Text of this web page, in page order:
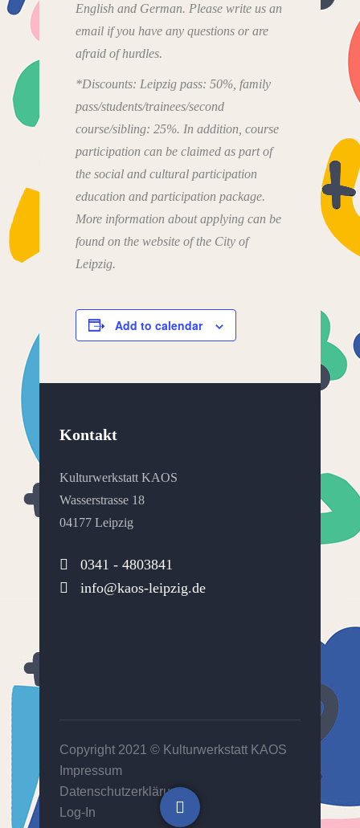
English and German. Please write us an
email if you have any questions or are
afraid of hurdles.
*Discounts: Leipzig pass: 50%, family
pass/students/trainees/second
course/sibling: 25%. In addition, course
participation can be claimed as part of
the social and cultural participation
education and participation package.
More information about applying can be
found on the website of the City of
Leipzig.
Add to calendar
Kontakt
Kulturwerkstatt KAOS
Wasserstrasse 18
04177 Leipzig
0341 - 4803841
info@kaos-leipzig.de
Copyright 2021 © Kulturwerkstatt KAOS
Impressum
Datenschutzerklärung
Log-In